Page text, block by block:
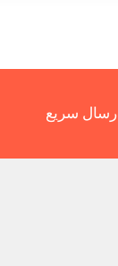
ارسال سریع